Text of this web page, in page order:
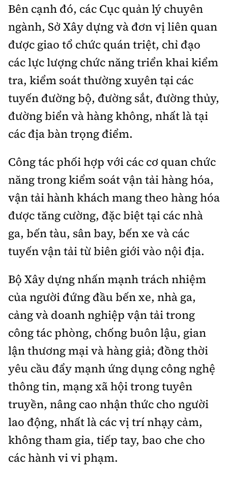
Bên cạnh đó, các Cục quản lý chuyên
ngành, Sở Xây dựng và đơn vị liên quan
được giao tổ chức quán triệt, chỉ đạo
các lực lượng chức năng triển khai kiểm
tra, kiểm soát thường xuyên tại các
tuyến đường bộ, đường sắt, đường thủy,
đường biển và hàng không, nhất là tại
các địa bàn trọng điểm.
Công tác phối hợp với các cơ quan chức
năng trong kiểm soát vận tải hàng hóa,
vận tải hành khách mang theo hàng hóa
được tăng cường, đặc biệt tại các nhà
ga, bến tàu, sân bay, bến xe và các
tuyến vận tải từ biên giới vào nội địa.
Bộ Xây dựng nhấn mạnh trách nhiệm
của người đứng đầu bến xe, nhà ga,
cảng và doanh nghiệp vận tải trong
công tác phòng, chống buôn lậu, gian
lận thương mại và hàng giả; đồng thời
yêu cầu đẩy mạnh ứng dụng công nghệ
thông tin, mạng xã hội trong tuyên
truyền, nâng cao nhận thức cho người
lao động, nhất là các vị trí nhạy cảm,
không tham gia, tiếp tay, bao che cho
các hành vi vi phạm.